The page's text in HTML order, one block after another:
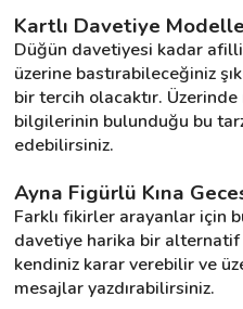
Kartlı Davetiye
Düğün davetiyesi kadar
üzerine bastırabileceğiniz
bir tercih olacaktır.
bilgilerinin bulunduğu bu
edebilirsiniz.
Ayna Figürlü Kına
Farklı fikirler arayanlar için
davetiye harika bir
kendiniz karar verebilir ve
mesajlar yazdırabilirsiniz.